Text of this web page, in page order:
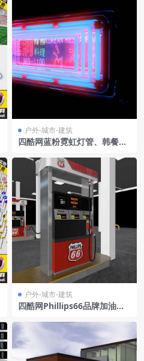
户外-城市-建筑
四酷网蓝粉霓虹灯管、韩餐店
工程
户外-城市-建筑
四酷网Phillips66品牌加油